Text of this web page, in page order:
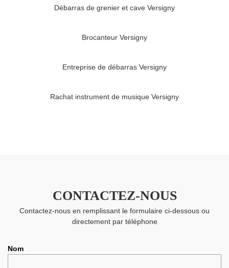
Débarras de grenier et cave Versigny
Brocanteur Versigny
Entreprise de débarras Versigny
Rachat instrument de musique Versigny
CONTACTEZ-NOUS
Contactez-nous en remplissant le formulaire ci-dessous ou
directement par téléphone
Nom